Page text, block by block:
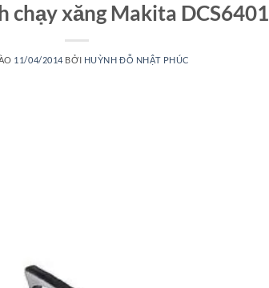
chạy xăng Makita DCS6401
11/04/2014 BỞI HUỲNH ĐỖ NHẬT PHÚC